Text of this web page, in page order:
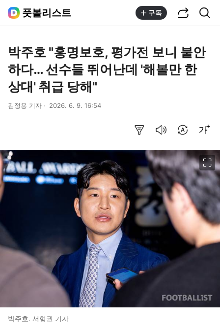
풋볼리스트 구독
박주호 "홍명보호, 평가전 보니 불안
하다… 선수들 뛰어난데 '해볼만 한
상대' 취급 당해"
김정용 기자 2026. 6. 9. 16:54
박주호. 서형권 기자